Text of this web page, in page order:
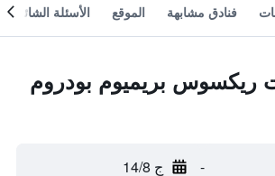
فنادق مشابهة الموقع الأسئلة الشائعة
بريميوم بودروم
- ج 14/8